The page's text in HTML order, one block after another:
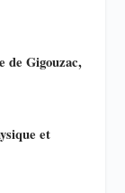
de Gigouzac,
et